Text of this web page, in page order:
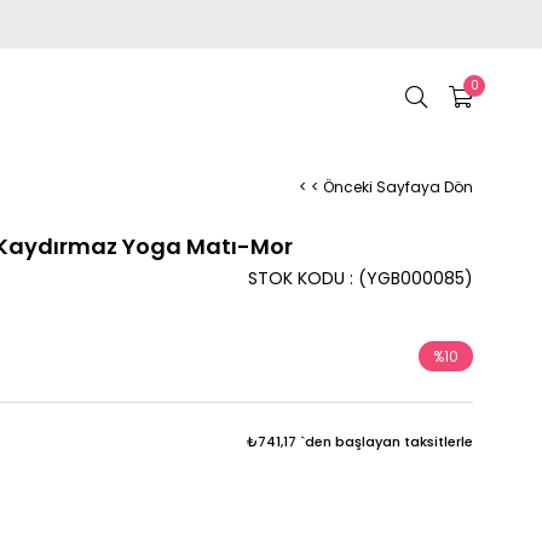
0
< < Önceki Sayfaya Dön
Yoga Matı-Mor
(YGB000085)
STOK KODU
%10
₺741,17 `den başlayan taksitlerle